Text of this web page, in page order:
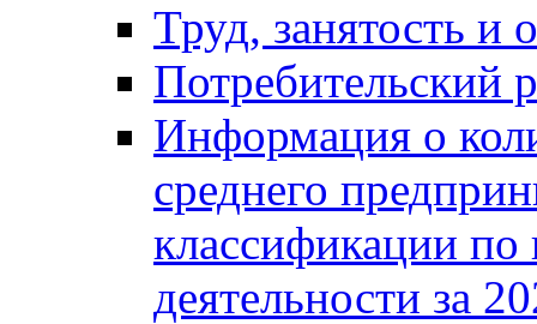
Труд, занятость и
Потребительский
Информация о
среднего
классификации
деятельности за